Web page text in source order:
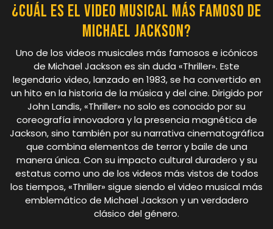
¿Cuál es el video musical más famoso de
Michael Jackson?
Uno de los videos musicales más famosos e icónicos
de Michael Jackson es sin duda «Thriller». Este
legendario video, lanzado en 1983, se ha convertido en
un hito en la historia de la música y del cine. Dirigido por
John Landis, «Thriller» no solo es conocido por su
coreografía innovadora y la presencia magnética de
Jackson, sino también por su narrativa cinematográfica
que combina elementos de terror y baile de una
manera única. Con su impacto cultural duradero y su
estatus como uno de los videos más vistos de todos
los tiempos, «Thriller» sigue siendo el video musical más
emblemático de Michael Jackson y un verdadero
clásico del género.